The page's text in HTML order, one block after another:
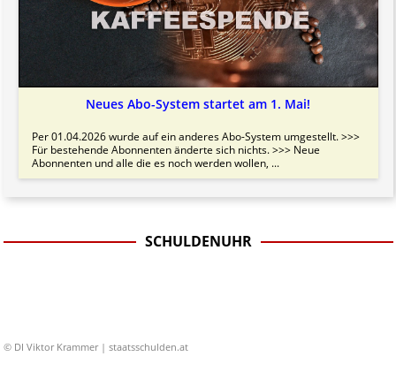
Neues Abo-System startet am 1. Mai!
Per 01.04.2026 wurde auf ein anderes Abo-System umgestellt. >>>
Für bestehende Abonnenten änderte sich nichts. >>> Neue
Abonnenten und alle die es noch werden wollen, ...
SCHULDENUHR
© DI Viktor Krammer | staatsschulden.at